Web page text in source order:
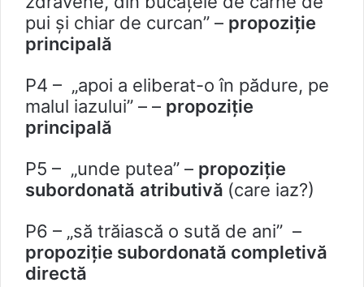
pui şi chiar de curcan” – propoziție
principală
P4 – „apoi a eliberat-o în pădure, pe
malul iazului” – – propoziție
principală
P5 – „unde putea” – propoziție
subordonată atributivă (care iaz?)
P6 – „să trăiască o sută de ani” –
propoziție subordonată completivă
directă